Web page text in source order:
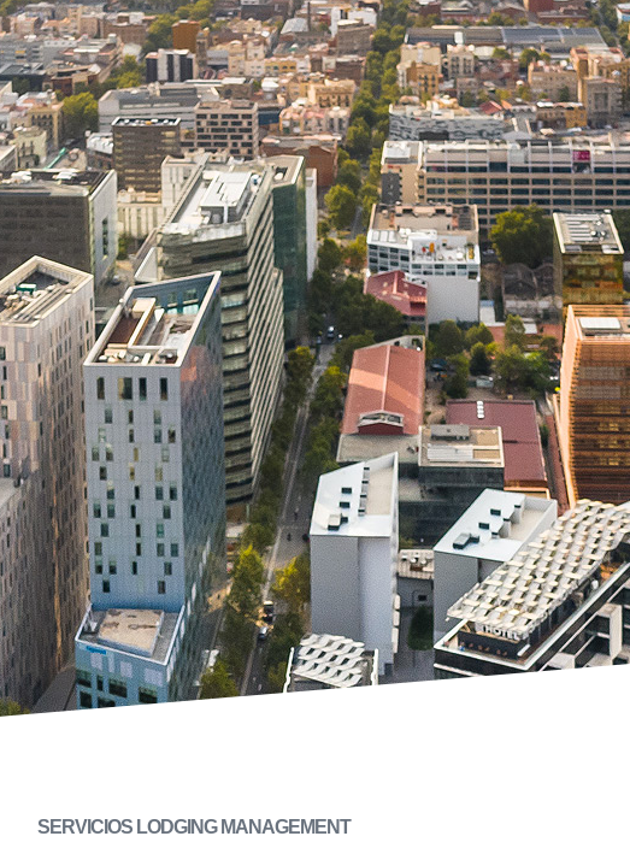
SERVICIOS LODGING MANAGEMENT